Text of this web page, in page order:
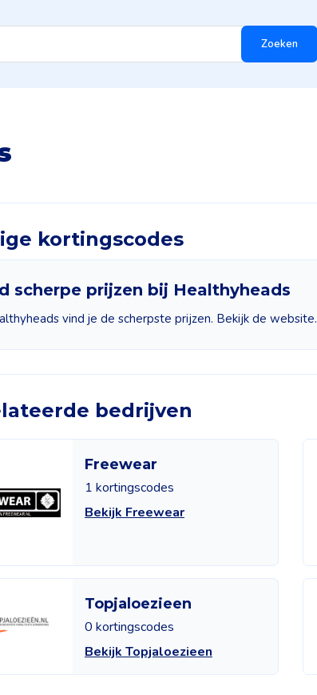
Zoeken
kortingscodes
scherpe prijzen bij Healthyheads
vind je de scherpste prijzen. Bekijk de website.
bedrijven
Freewear
1 kortingscodes
Bekijk Freewear
Topjaloezieen
0 kortingscodes
Bekijk Topjaloezieen